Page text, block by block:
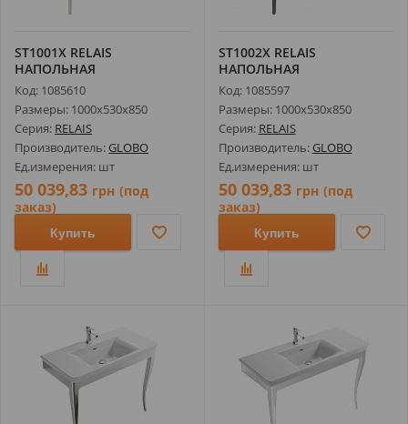
ST1001X RELAIS
НАПОЛЬНАЯ
КОНСТРУКЦИЯ С
УМЫВАЛЬНИКОМ ...
Код: 1085610
Размеры: 1000х530х850
Серия: RELAIS
Производитель: GLOBO
Ед.измерения: шт
50 039,83 грн (под
заказ)
Купить
ST1002X RELAIS
НАПОЛЬНАЯ
КОНСТРУКЦИЯ С
УМЫВАЛЬНИКОМ ...
Код: 1085597
Размеры: 1000х530х850
Серия: RELAIS
Производитель: GLOBO
Ед.измерения: шт
50 039,83 грн (под
заказ)
Купить